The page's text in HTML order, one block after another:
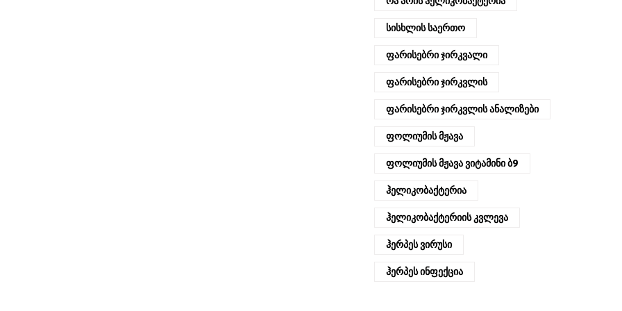
Სისხლის Საერთო
Ფარისებრი Ჯირკვალი
Ფარისებრი Ჯირკვლის
Ფარისებრი Ჯირკვლის Ანალიზები
Ფოლიუმის Მჟავა
Ფოლიუმის Მჟავა Ვიტამინი Ბ9
Ჰელიკობაქტერია
Ჰელიკობაქტერიის Კვლევა
Ჰერპეს Ვირუსი
Ჰერპეს Ინფექცია